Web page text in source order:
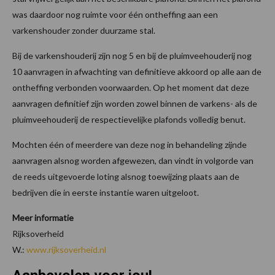
was daardoor nog ruimte voor één ontheffing aan een
varkenshouder zonder duurzame stal.
Bij de varkenshouderij zijn nog 5 en bij de pluimveehouderij nog
10 aanvragen in afwachting van definitieve akkoord op alle aan de
ontheffing verbonden voorwaarden. Op het moment dat deze
aanvragen definitief zijn worden zowel binnen de varkens- als de
pluimveehouderij de respectievelijke plafonds volledig benut.
Mochten één of meerdere van deze nog in behandeling zijnde
aanvragen alsnog worden afgewezen, dan vindt in volgorde van
de reeds uitgevoerde loting alsnog toewijzing plaats aan de
bedrijven die in eerste instantie waren uitgeloot.
Meer informatie
Rijksoverheid
W.: www.rijksoverheid.nl